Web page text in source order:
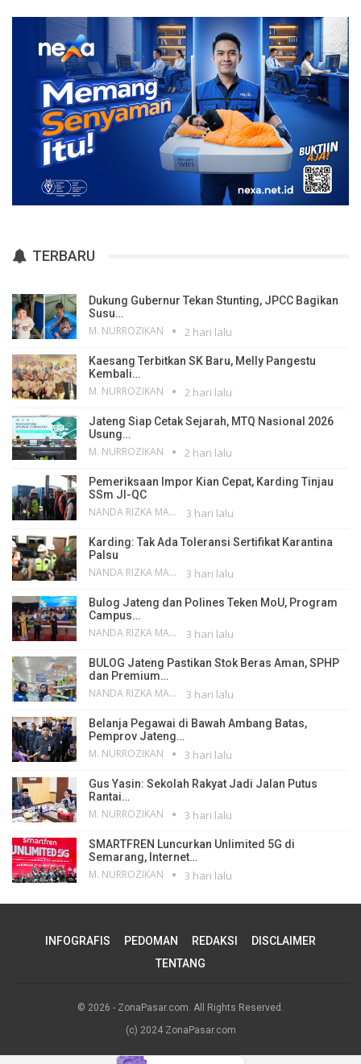
TERBARU
Dukung Gubernur Tekan Stunting, JPCC Bagikan
Susu…
M. NURROZIKAN 2 hari lalu
Kaesang Terbitkan SK Baru, Melly Pangestu
Kembali…
M. NURROZIKAN 2 hari lalu
Jateng Siap Cetak Sejarah, MTQ Nasional 2026
Usung…
M. NURROZIKAN 2 hari lalu
Pemeriksaan Impor Kian Cepat, Karding Tinjau
SSm JI-QC
NANDA RIZKA MAHENDRA 3 hari lalu
Karding: Tak Ada Toleransi Sertifikat Karantina
Palsu
NANDA RIZKA MAHENDRA 3 hari lalu
Bulog Jateng dan Polines Teken MoU, Program
Campus…
NANDA RIZKA MAHENDRA 3 hari lalu
BULOG Jateng Pastikan Stok Beras Aman, SPHP
dan Premium…
NANDA RIZKA MAHENDRA 3 hari lalu
Belanja Pegawai di Bawah Ambang Batas,
Pemprov Jateng…
M. NURROZIKAN 3 hari lalu
Gus Yasin: Sekolah Rakyat Jadi Jalan Putus
Rantai…
M. NURROZIKAN 3 hari lalu
SMARTFREN Luncurkan Unlimited 5G di
Semarang, Internet…
M. NURROZIKAN 3 hari lalu
INFOGRAFIS PEDOMAN REDAKSI
DISCLAIMER
TENTANG
© 2026 - ZonaPasar.com. All Rights Reserved.
(c) 2024 ZonaPasar.com